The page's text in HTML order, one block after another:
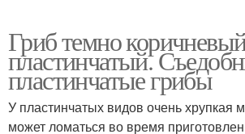
Гриб темно
пластинчатый.
пластинчатые грибы
У пластинчатых видов очень хрупкая
может ломаться во время